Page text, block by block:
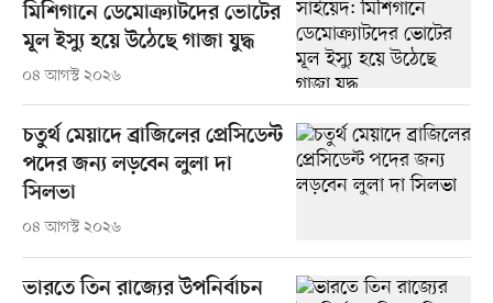
মিশিগানে ডেমোক্র্যাটদের ভোটের
মূল ইস্যু হয়ে উঠেছে গাজা যুদ্ধ
০৪ আগস্ট ২০২৬
চতুর্থ মেয়াদে ব্রাজিলের প্রেসিডেন্ট
পদের জন্য লড়বেন লুলা দা
সিলভা
০৪ আগস্ট ২০২৬
ভারতে তিন রাজ্যের উপনির্বাচন